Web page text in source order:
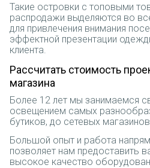
Такие островки с топовыми
распродажи выделяются во
для привлечения внимания
эффектной презентации
клиента.
Рассчитать стоимость
магазина
Более 12 лет мы занимаемся
освещением самых
бутиков, до сетевых
Большой опыт и работа
позволяет нам предоставить
высокое качество